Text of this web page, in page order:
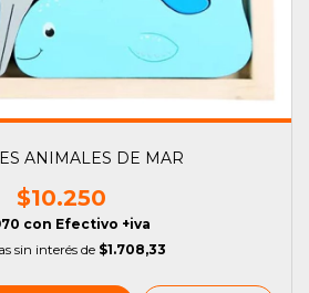
ANIMALES DE MAR
$10.250
con Efectivo +iva
sin interés de $1.708,33